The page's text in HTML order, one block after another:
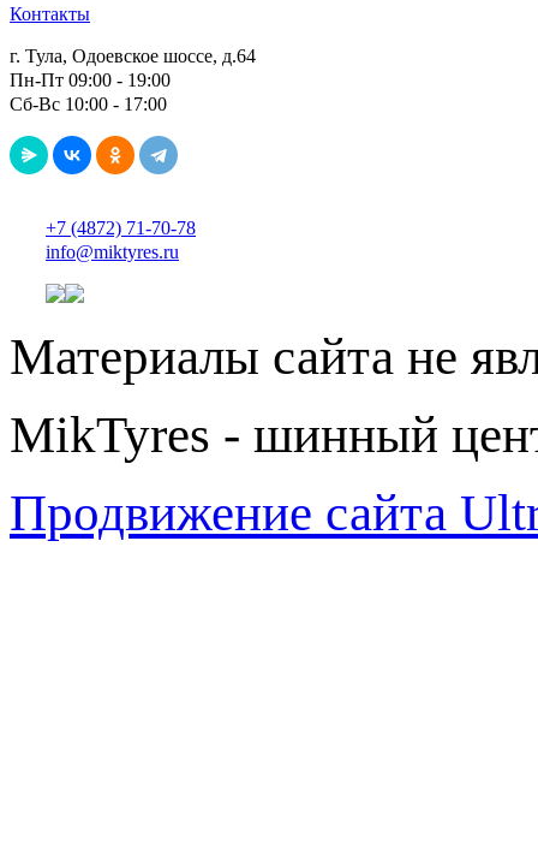
Контакты
г. Тула, Одоевское шоссе, д.64
Пн-Пт 09:00 - 19:00
Сб-Вс 10:00 - 17:00
+7 (4872) 71-70-78
info@miktyres.ru
Материалы сайта не
MikTyres - шинный
Продвижение сайта